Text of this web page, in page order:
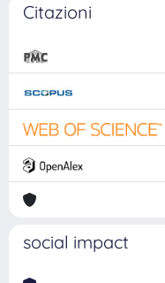
Citazioni
social impact